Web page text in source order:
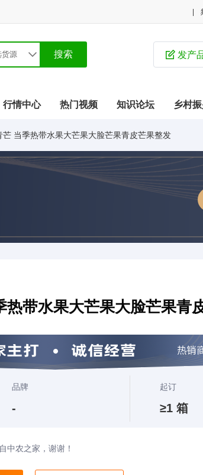
 发产
行情中心 热门视频 知识论坛 乡村
芒 当季热带水果大芒果大脸芒果青皮芒果整发
热带水果大芒果大脸芒果青
品牌
-
起订
≥1 箱
中农之家，谢谢！